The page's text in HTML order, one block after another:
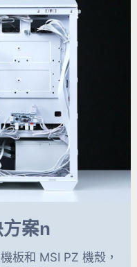
案n
板和 MSI PZ 機殼，